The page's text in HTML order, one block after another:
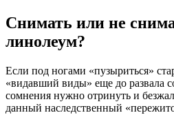
Снимать или не
линолеум?
Если под ногами «пузыриться»
«видавший виды» еще до развала
сомнения нужно отринуть и
данный наследственный